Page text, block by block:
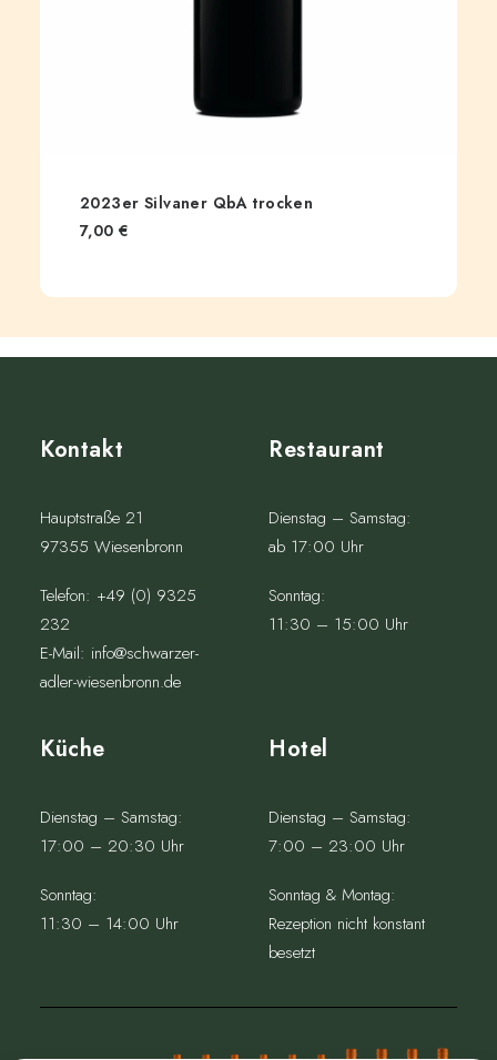
2023er Silvaner QbA trocken
7,00€
Kontakt
Hauptstraße 21
97355 Wiesenbronn
Telefon: +49 (0) 9325
232
E-Mail: info@schwarzer-
adler-wiesenbronn.de
Restaurant
Dienstag – Samstag:
ab 17:00 Uhr
Sonntag:
11:30 – 15:00 Uhr
Küche
Dienstag – Samstag:
17:00 – 20:30 Uhr
Sonntag:
11:30 – 14:00 Uhr
Hotel
Dienstag – Samstag:
7:00 – 23:00 Uhr
Sonntag & Montag:
Rezeption nicht konstant
besetzt